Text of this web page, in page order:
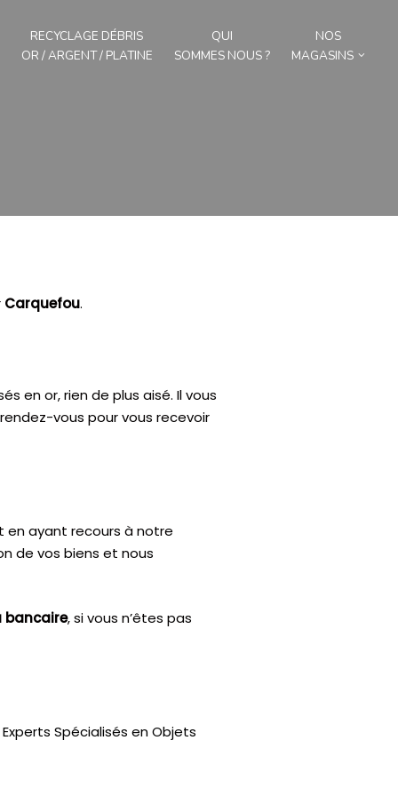
RECYCLAGE DÉBRIS
OR / ARGENT / PLATINE
QUI
SOMMES NOUS ?
NOS
MAGASINS
Carquefou.
en or, rien de plus aisé. Il vous
vous pour vous recevoir
en ayant recours à notre
de vos biens et nous
bancaire, si vous n’êtes pas
Spécialisés en Objets